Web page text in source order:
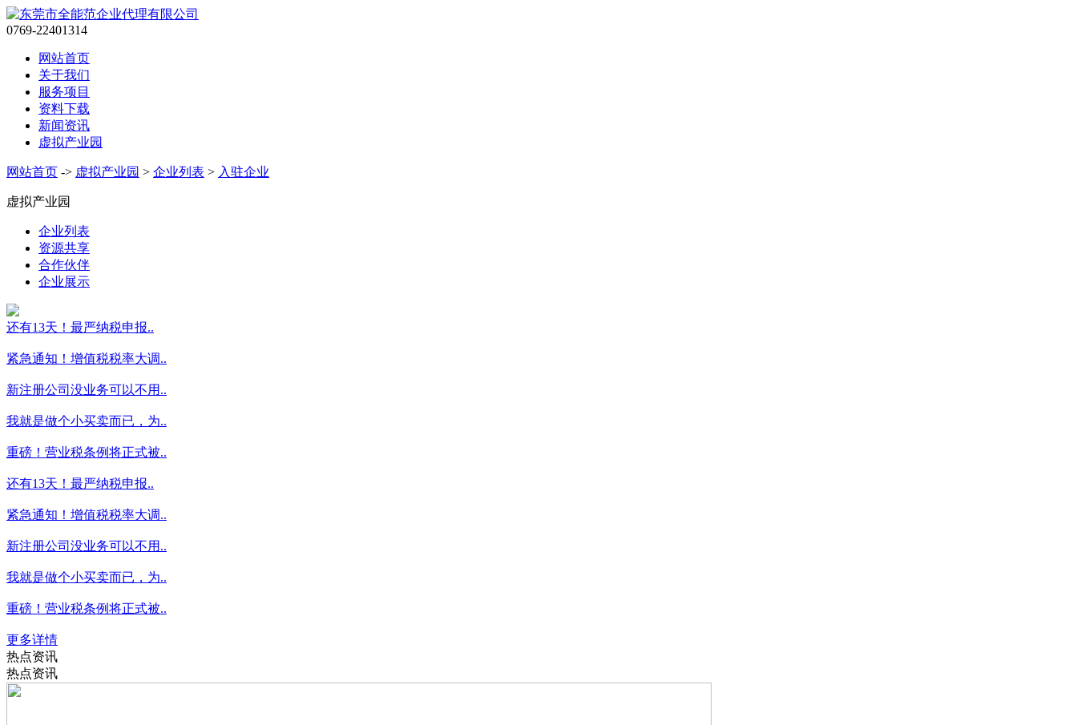
0769-22401314
网站首页
关于我们
服务项目
资料下载
新闻资讯
虚拟产业园
网站首页 -> 虚拟产业园 > 企业列表 > 入驻企业
虚拟产业园
企业列表
资源共享
合作伙伴
企业展示
还有13天！最严纳税申报..
紧急通知！增值税税率大调..
新注册公司没业务可以不用..
我就是做个小买卖而已，为..
重磅！营业税条例将正式被..
还有13天！最严纳税申报..
紧急通知！增值税税率大调..
新注册公司没业务可以不用..
我就是做个小买卖而已，为..
重磅！营业税条例将正式被..
更多详情
热点资讯
热点资讯